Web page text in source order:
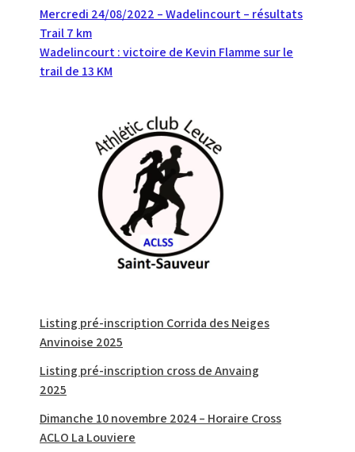
Navigation
de
l’article
Mercredi 24/08/2022 – Wadelincourt – résultats
Trail 7 km
Wadelincourt : victoire de Kevin Flamme sur le
trail de 13 KM
Listing pré-inscription Corrida des Neiges
Anvinoise 2025
Listing pré-inscription cross de Anvaing
2025
Dimanche 10 novembre 2024 – Horaire Cross
ACLO La Louviere